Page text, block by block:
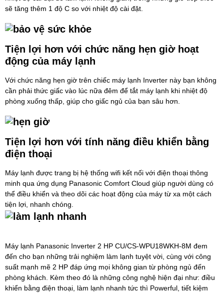
sẽ tăng thêm 1 độ C so với nhiệt độ cài đặt.
Tiện lợi hơn với chức năng hẹn giờ hoạt
động của máy lạnh
Với chức năng hẹn giờ trên chiếc máy lạnh Inverter này bạn không
cần phải thức giấc vào lúc nữa đêm để tắt máy lạnh khi nhiệt độ
phòng xuống thấp, giúp cho giấc ngủ của bạn sâu hơn.
Tiện lợi hơn với tính năng điều khiển bằng
điện thoại
Máy lạnh được trang bị hệ thống wifi kết nối với điện thoại thông
minh qua ứng dụng Panasonic Comfort Cloud giúp người dùng có
thể điều khiển và theo dõi các hoạt động của máy từ xa một cách
tiện lợi, nhanh chóng.
Máy lạnh Panasonic Inverter 2 HP CU/CS-WPU18WKH-8M đem
đến cho bạn những trải nghiệm làm lạnh tuyệt vời, cùng với công
suất mạnh mẽ 2 HP đáp ứng mọi không gian từ phòng ngủ đến
phòng khách. Kèm theo đó là những công nghệ hiện đại như: điều
khiển bằng điện thoại, làm lạnh nhanh tức thì Powerful, tiết kiệm